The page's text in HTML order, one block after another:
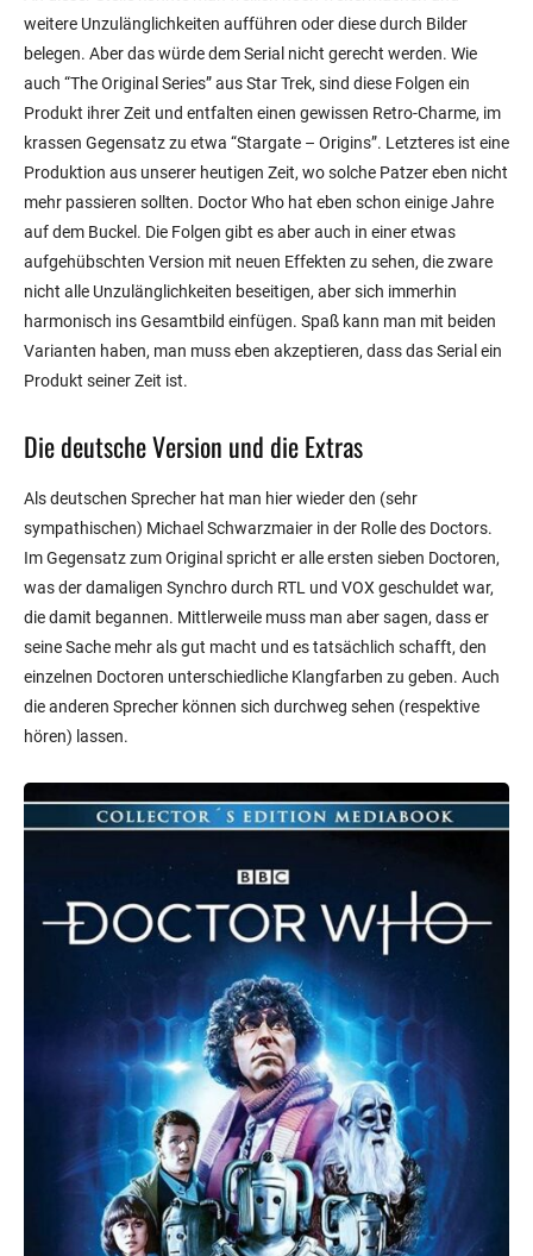
weitere Unzulänglichkeiten aufführen oder diese durch Bilder
belegen. Aber das würde dem Serial nicht gerecht werden. Wie
auch “The Original Series” aus Star Trek, sind diese Folgen ein
Produkt ihrer Zeit und entfalten einen gewissen Retro-Charme, im
krassen Gegensatz zu etwa “Stargate – Origins”. Letzteres ist eine
Produktion aus unserer heutigen Zeit, wo solche Patzer eben nicht
mehr passieren sollten. Doctor Who hat eben schon einige Jahre
auf dem Buckel. Die Folgen gibt es aber auch in einer etwas
aufgehübschten Version mit neuen Effekten zu sehen, die zware
nicht alle Unzulänglichkeiten beseitigen, aber sich immerhin
harmonisch ins Gesamtbild einfügen. Spaß kann man mit beiden
Varianten haben, man muss eben akzeptieren, dass das Serial ein
Produkt seiner Zeit ist.
Die deutsche Version und die Extras
Als deutschen Sprecher hat man hier wieder den (sehr
sympathischen) Michael Schwarzmaier in der Rolle des Doctors.
Im Gegensatz zum Original spricht er alle ersten sieben Doctoren,
was der damaligen Synchro durch RTL und VOX geschuldet war,
die damit begannen. Mittlerweile muss man aber sagen, dass er
seine Sache mehr als gut macht und es tatsächlich schafft, den
einzelnen Doctoren unterschiedliche Klangfarben zu geben. Auch
die anderen Sprecher können sich durchweg sehen (respektive
hören) lassen.